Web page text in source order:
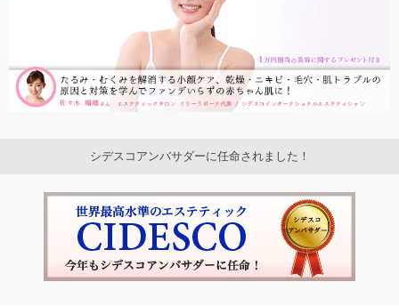
シデスコアンバサダーに任命されました！